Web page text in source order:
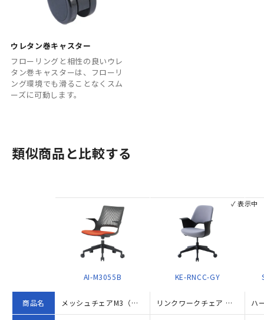
ウレタン巻キャスター
フローリングと相性の良いウレ
タン巻キャスターは、フローリ
ング環境でも滑ることなくスム
ーズに可動します。
類似商品と比較する
商品名
AI-M3055B
✓ 表示中
メッシュチェアM3（W605×D560×H790-885）
KE-RNCC-GY
リンクワークチェア W640×D555×H805-900 グレー